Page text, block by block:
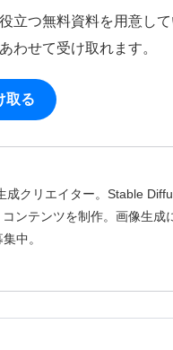
立つ無料資料を用意して
わせて受け取れます。
取る
クリエイター。Stable
ンテンツを制作。画像生成
中。